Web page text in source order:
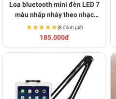
Loa bluetooth mini đèn LED 7
màu nhấp nháy theo nhạc
BA151
★★★★★
★★★★★(8 đánh giá)
185.000đ